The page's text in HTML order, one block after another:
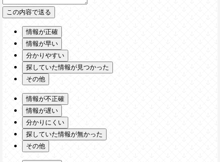
情報が正確
情報が早い
分かりやすい
探していた情報が見つかった
その他
情報が不正確
情報が遅い
分かりにくい
探していた情報が無かった
その他